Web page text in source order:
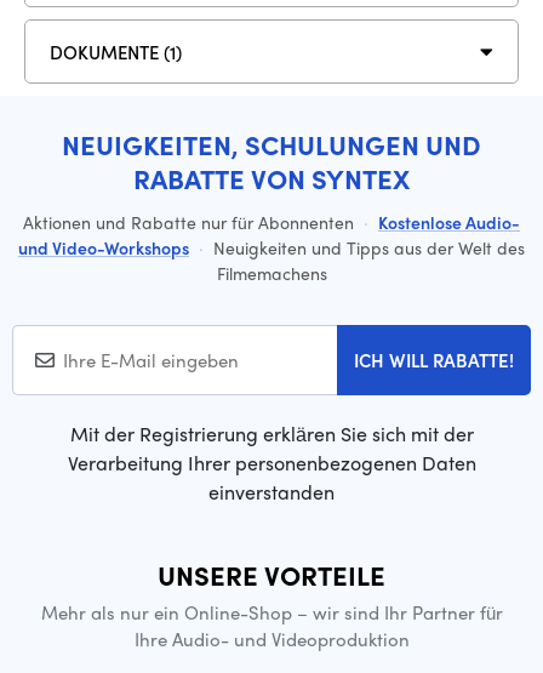
DOKUMENTE (1)
NEUIGKEITEN, SCHULUNGEN UND
RABATTE VON SYNTEX
Aktionen und Rabatte nur für Abonnenten · Kostenlose Audio-
und Video-Workshops · Neuigkeiten und Tipps aus der Welt des
Filmemachens
ICH WILL RABATTE!
Mit der Registrierung erklären Sie sich mit der
Verarbeitung Ihrer personenbezogenen Daten
einverstanden
UNSERE VORTEILE
Mehr als nur ein Online-Shop – wir sind Ihr Partner für
Ihre Audio- und Videoproduktion